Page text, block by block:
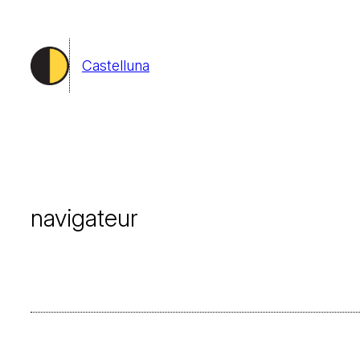
contenu
Castelluna
navigateur